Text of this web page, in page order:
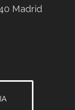
Madrid